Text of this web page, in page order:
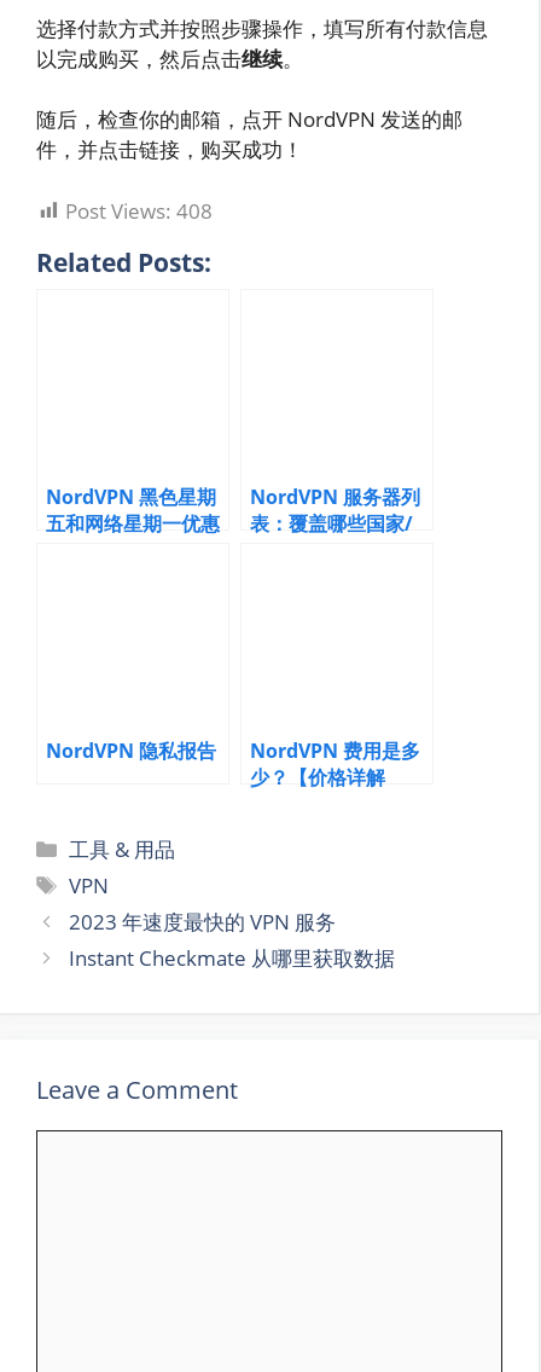
选择付款方式并按照步骤操作，填写所有付款信息
以完成购买，然后点击继续。
随后，检查你的邮箱，点开 NordVPN 发送的邮
件，并点击链接，购买成功！
Post Views: 408
Related Posts:
NordVPN 黑色星期
五和网络星期一优惠
NordVPN 服务器列
表：覆盖哪些国家/
NordVPN 隐私报告
NordVPN 费用是多
少？【价格详解
Categories
工具 & 用品
Tags
VPN
2023 年速度最快的 VPN 服务
Instant Checkmate 从哪里获取数据
Leave a Comment